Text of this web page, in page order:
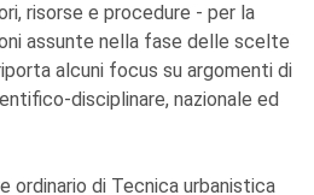
risorse e procedure - per la
assunte nella fase delle scelte
alcuni focus su argomenti di
disciplinare, nazionale ed
ordinario di Tecnica urbanistica